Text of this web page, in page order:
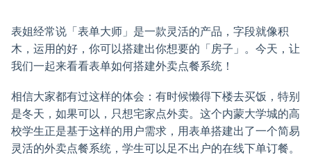
表姐经常说「表单大师」是一款灵活的产品，字段就像积
木，运用的好，你可以搭建出你想要的「房子」。今天，让
我们一起来看看表单如何搭建外卖点餐系统！
相信大家都有过这样的体会：有时候懒得下楼去买饭，特别
是冬天，如果可以，只想宅家点外卖。这个内蒙大学城的高
校学生正是基于这样的用户需求，用表单搭建出了一个简易
灵活的外卖点餐系统，学生可以足不出户的在线下单订餐。